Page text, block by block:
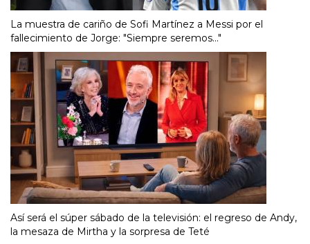
La muestra de cariño de Sofi Martínez a Messi por el
fallecimiento de Jorge: "Siempre seremos..."
Así será el súper sábado de la televisión: el regreso de Andy,
la mesaza de Mirtha y la sorpresa de Teté